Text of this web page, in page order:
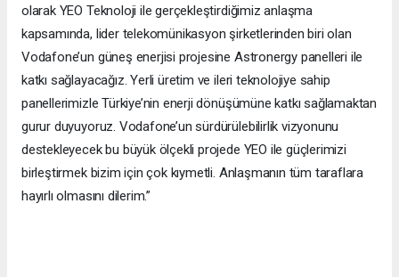
olarak YEO Teknoloji ile gerçekleştirdiğimiz anlaşma
kapsamında, lider telekomünikasyon şirketlerinden biri olan
Vodafone’un güneş enerjisi projesine Astronergy panelleri ile
katkı sağlayacağız. Yerli üretim ve ileri teknolojiye sahip
panellerimizle Türkiye’nin enerji dönüşümüne katkı sağlamaktan
gurur duyuyoruz. Vodafone’un sürdürülebilirlik vizyonunu
destekleyecek bu büyük ölçekli projede YEO ile güçlerimizi
birleştirmek bizim için çok kıymetli. Anlaşmanın tüm taraflara
hayırlı olmasını dilerim.”